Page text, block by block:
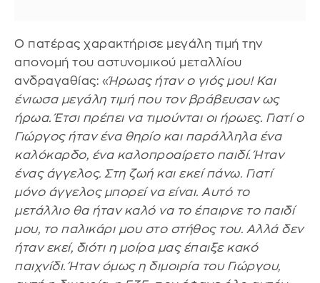
Ο πατέρας χαρακτήρισε μεγάλη τιμή την
απονομή του αστυνομικού μεταλλίου
ανδραγαθίας: «Ήρωας ήταν ο γιός μου! Και
ένιωσα μεγάλη τιμή που τον βράβευσαν ως
ήρωα. Έτσι πρέπει να τιμούνται οι ήρωες. Γιατί ο
Γιώργος ήταν ένα θηρίο και παράλληλα ένα
καλόκαρδο, ένα καλοπροαίρετο παιδί. Ήταν
ένας άγγελος. Στη ζωή και εκεί πάνω. Γιατί
μόνο άγγελος μπορεί να είναι. Αυτό το
μετάλλιο θα ήταν καλό να το έπαιρνε το παιδί
μου, το παλικάρι μου στο στήθος του. Αλλά δεν
ήταν εκεί, διότι η μοίρα μας έπαιξε κακό
παιχνίδι. Ήταν όμως η διμοιρία του Γιώργου,